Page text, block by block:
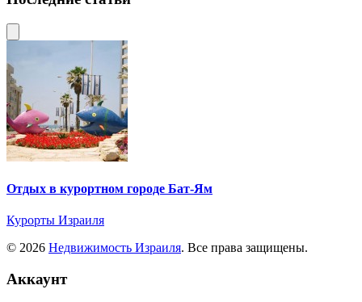
Отдых в курортном городе Бат-Ям
Курорты Израиля
© 2026 Недвижимость Израиля. Все права защищены.
Аккаунт